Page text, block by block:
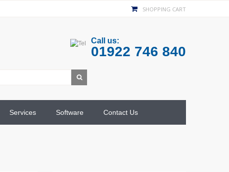
SHOPPING CART
Call us:
01922 746 840
Services Software Contact Us